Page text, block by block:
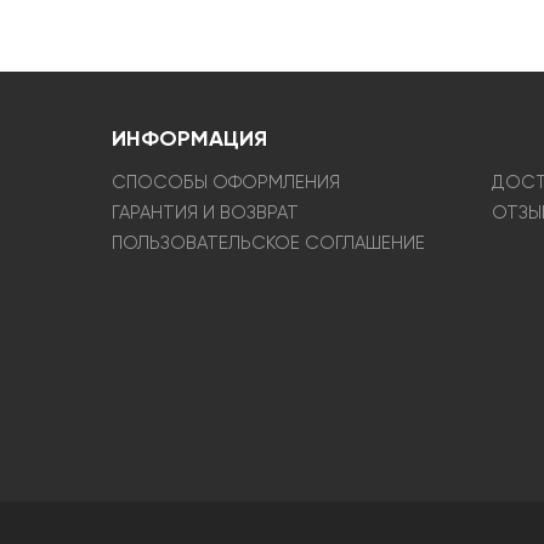
ИНФОРМАЦИЯ
СПОСОБЫ ОФОРМЛЕНИЯ
ГАРАНТИЯ И ВОЗВРАТ
ПОЛЬЗОВАТЕЛЬСКОЕ СОГЛАШЕНИЕ